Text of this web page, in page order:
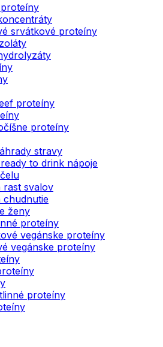
srvátkové proteíny
proteíny
proteíny
stravy
to drink nápoje
rast svalov
chudnutie
ženy
proteíny
vegánske proteíny
vegánske proteíny
proteíny